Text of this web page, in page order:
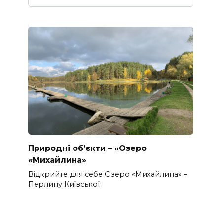
Природні об’єкти – «Озеро
«Михайлина»
Відкрийте для себе Озеро «Михайлина» –
Перлину Київської